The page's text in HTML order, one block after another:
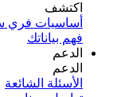
اكتشف​
أساسيات فري
فهم بياناتك
الدعم
الدعم
الأسئلة الشائعة